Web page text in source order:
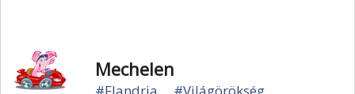
Mechelen
#Flandria #Világörökség